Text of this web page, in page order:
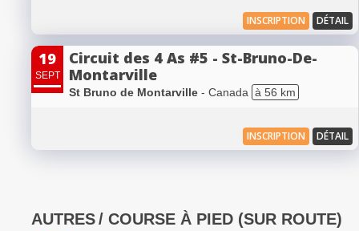
INSCRIPTION DÉTAIL
19
SEPT
Circuit des 4 As #5 - St-Bruno-De-
Montarville
St Bruno de Montarville - Canada à 56 km
INSCRIPTION DÉTAIL
AUTRES/ COURSE À PIED (SUR ROUTE)